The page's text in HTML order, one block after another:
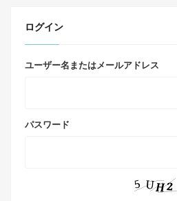
ログイン
ユーザー名またはメールアドレス
パスワード